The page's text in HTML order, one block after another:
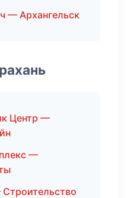
— Архангельск
Центр —
—